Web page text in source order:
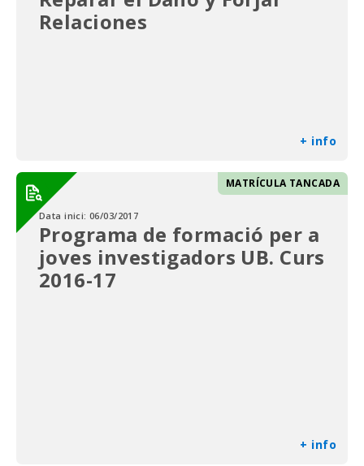
Relaciones
+ info
MATRÍCULA TANCADA
Data inici:06/03/2017
Programa de formació per a
joves investigadors UB. Curs
2016-17
+ info